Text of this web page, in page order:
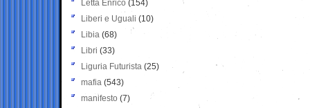
Letta Enrico (154)
Liberi e Uguali (10)
Libia (68)
Libri (33)
Liguria Futurista (25)
mafia (543)
manifesto (7)